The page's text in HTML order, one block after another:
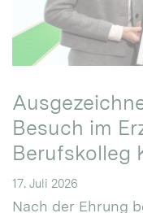
Besuch im
Berufskolleg
17. Juli 2026
Nach der Ehrung